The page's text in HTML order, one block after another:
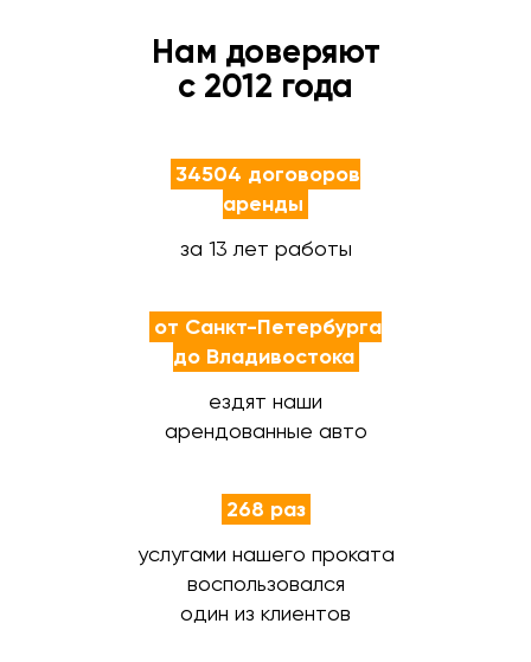
Нам доверяют
с 2012 года
34504 договоров
аренды
за 13 лет работы
от Санкт-Петербурга
до Владивостока
ездят наши
арендованные авто
268 раз
услугами нашего проката
воспользовался
один из клиентов